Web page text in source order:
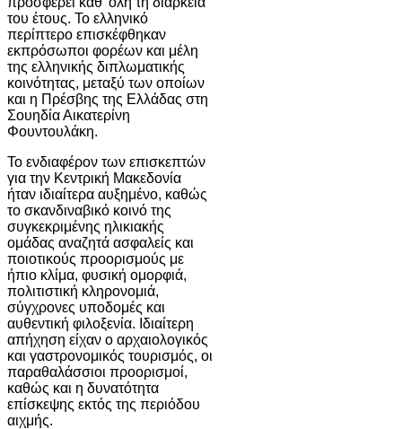
του έτους. Το ελληνικό
περίπτερο επισκέφθηκαν
εκπρόσωποι φορέων και μέλη
της ελληνικής διπλωματικής
κοινότητας, μεταξύ των οποίων
και η Πρέσβης της Ελλάδας στη
Σουηδία Αικατερίνη
Φουντουλάκη.
Το ενδιαφέρον των επισκεπτών
για την Κεντρική Μακεδονία
ήταν ιδιαίτερα αυξημένο, καθώς
το σκανδιναβικό κοινό της
συγκεκριμένης ηλικιακής
ομάδας αναζητά ασφαλείς και
ποιοτικούς προορισμούς με
ήπιο κλίμα, φυσική ομορφιά,
πολιτιστική κληρονομιά,
σύγχρονες υποδομές και
αυθεντική φιλοξενία. Ιδιαίτερη
απήχηση είχαν ο αρχαιολογικός
και γαστρονομικός τουρισμός, οι
παραθαλάσσιοι προορισμοί,
καθώς και η δυνατότητα
επίσκεψης εκτός της περιόδου
αιχμής.